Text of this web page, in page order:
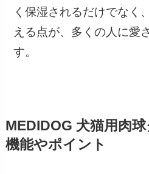
く保湿されるだけでなく
える点が、多くの人に愛
す。
MEDIDOG 犬猫用肉
機能やポイント